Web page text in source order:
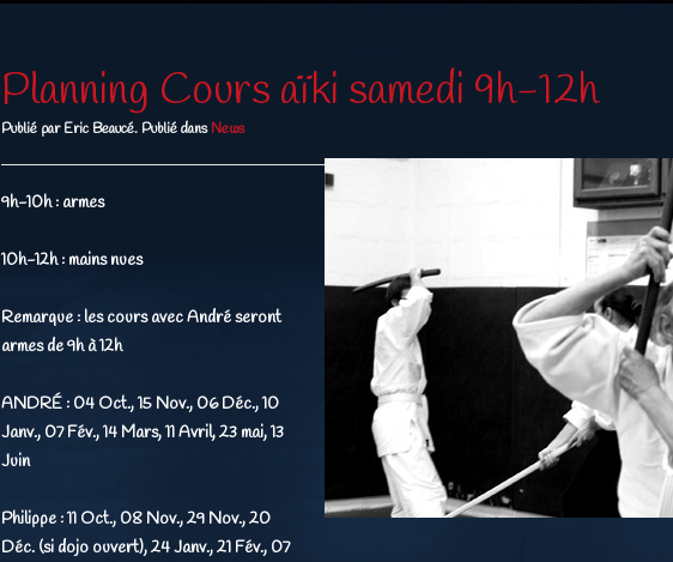
Planning Cours aïki samedi 9h-12h
Publié par Eric Beaucé. Publié dansNews
9h-10h : armes
10h-12h : mains nues
Remarque : les cours avec André seront
armes de 9h à 12h
ANDRÉ : 04 Oct., 15 Nov., 06 Déc., 10
Janv., 07 Fév., 14 Mars, 11 Avril, 23 mai, 13
Juin
Philippe :11 Oct., 08 Nov., 29 Nov., 20
Déc. (si dojo ouvert), 24 Janv., 21 Fév., 07